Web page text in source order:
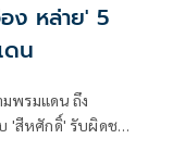
ง หล่าย' 5
ดน
พรมแดน ถึง
'สีหศักดิ์' รับผิดชอบ